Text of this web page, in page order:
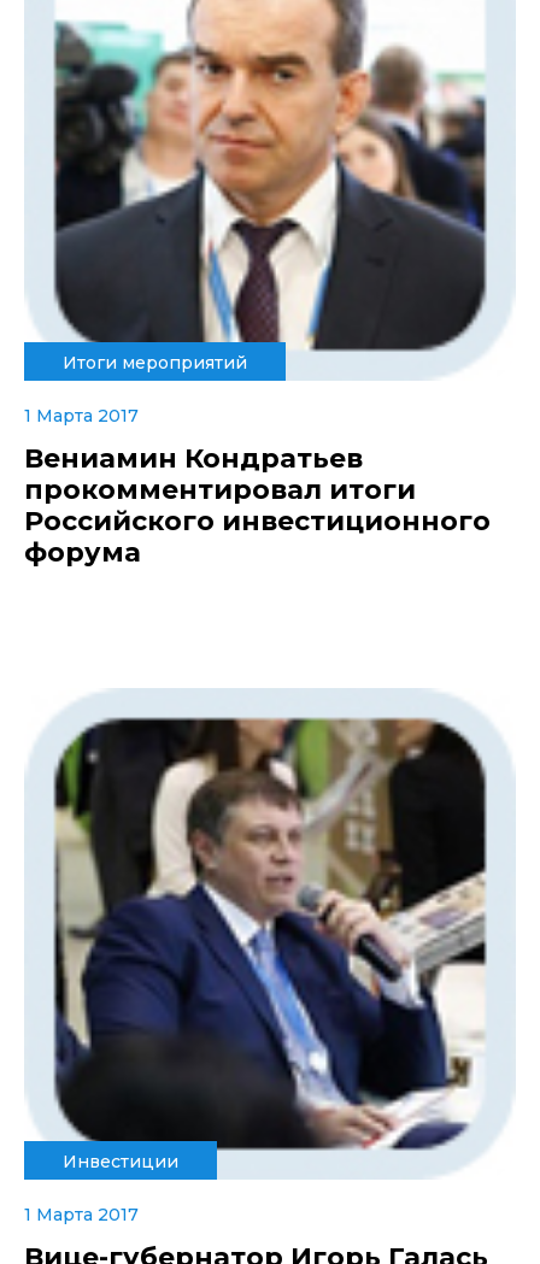
Итоги мероприятий
1 Марта 2017
Вениамин Кондратьев
прокомментировал итоги
Российского инвестиционного
форума
Инвестиции
1 Марта 2017
Вице-губернатор Игорь Галась